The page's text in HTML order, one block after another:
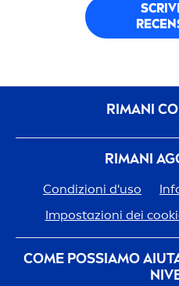
RIMANI
Condizioni d'uso
Impostazioni dei
COME POSSIAMO
RIMANI